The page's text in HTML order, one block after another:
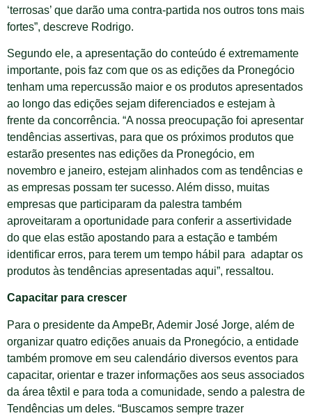
‘terrosas’ que darão uma contra-partida nos outros tons mais
fortes”, descreve Rodrigo.
Segundo ele, a apresentação do conteúdo é extremamente
importante, pois faz com que os as edições da Pronegócio
tenham uma repercussão maior e os produtos apresentados
ao longo das edições sejam diferenciados e estejam à
frente da concorrência. “A nossa preocupação foi apresentar
tendências assertivas, para que os próximos produtos que
estarão presentes nas edições da Pronegócio, em
novembro e janeiro, estejam alinhados com as tendências e
as empresas possam ter sucesso. Além disso, muitas
empresas que participaram da palestra também
aproveitaram a oportunidade para conferir a assertividade
do que elas estão apostando para a estação e também
identificar erros, para terem um tempo hábil para adaptar os
produtos às tendências apresentadas aqui”, ressaltou.
Capacitar para crescer
Para o presidente da AmpeBr, Ademir José Jorge, além de
organizar quatro edições anuais da Pronegócio, a entidade
também promove em seu calendário diversos eventos para
capacitar, orientar e trazer informações aos seus associados
da área têxtil e para toda a comunidade, sendo a palestra de
Tendências um deles. “Buscamos sempre trazer